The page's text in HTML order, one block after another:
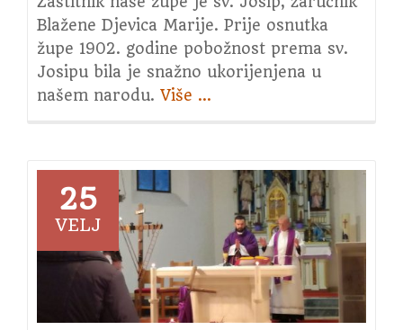
Blažene Djevica Marije. Prije osnutka
župe 1902. godine pobožnost prema sv.
Josipu bila je snažno ukorijenjena u
našem narodu. Više about
…
25
VELJ